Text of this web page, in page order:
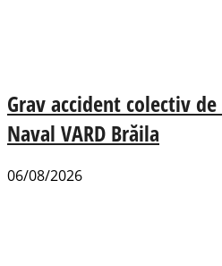
Grav accident colectiv
Naval VARD Brăila
06/08/2026